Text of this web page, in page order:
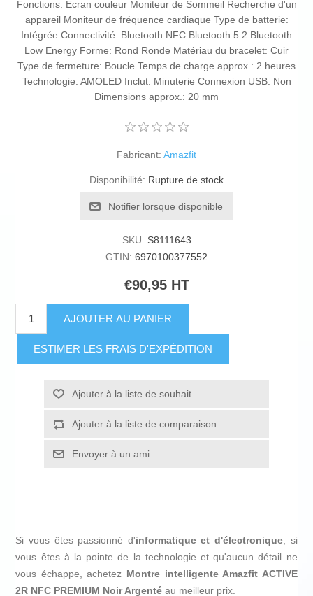
Fonctions: Écran couleur Moniteur de Sommeil Recherche d'un
appareil Moniteur de fréquence cardiaque Type de batterie:
Intégrée Connectivité: Bluetooth NFC Bluetooth 5.2 Bluetooth
Low Energy Forme: Rond Ronde Matériau du bracelet: Cuir
Type de fermeture: Boucle Temps de charge approx.: 2 heures
Technologie: AMOLED Inclut: Minuterie Connexion USB: Non
Dimensions approx.: 20 mm
Fabricant: Amazfit
Disponibilité: Rupture de stock
Notifier lorsque disponible
SKU: S8111643
GTIN: 6970100377552
€90,95 HT
AJOUTER AU PANIER
ESTIMER LES FRAIS D'EXPÉDITION
Ajouter à la liste de souhait
Ajouter à la liste de comparaison
Envoyer à un ami
Si vous êtes passionné d'informatique et d'électronique, si
vous êtes à la pointe de la technologie et qu'aucun détail ne
vous échappe, achetez Montre intelligente Amazfit ACTIVE
2R NFC PREMIUM Noir Argenté au meilleur prix.